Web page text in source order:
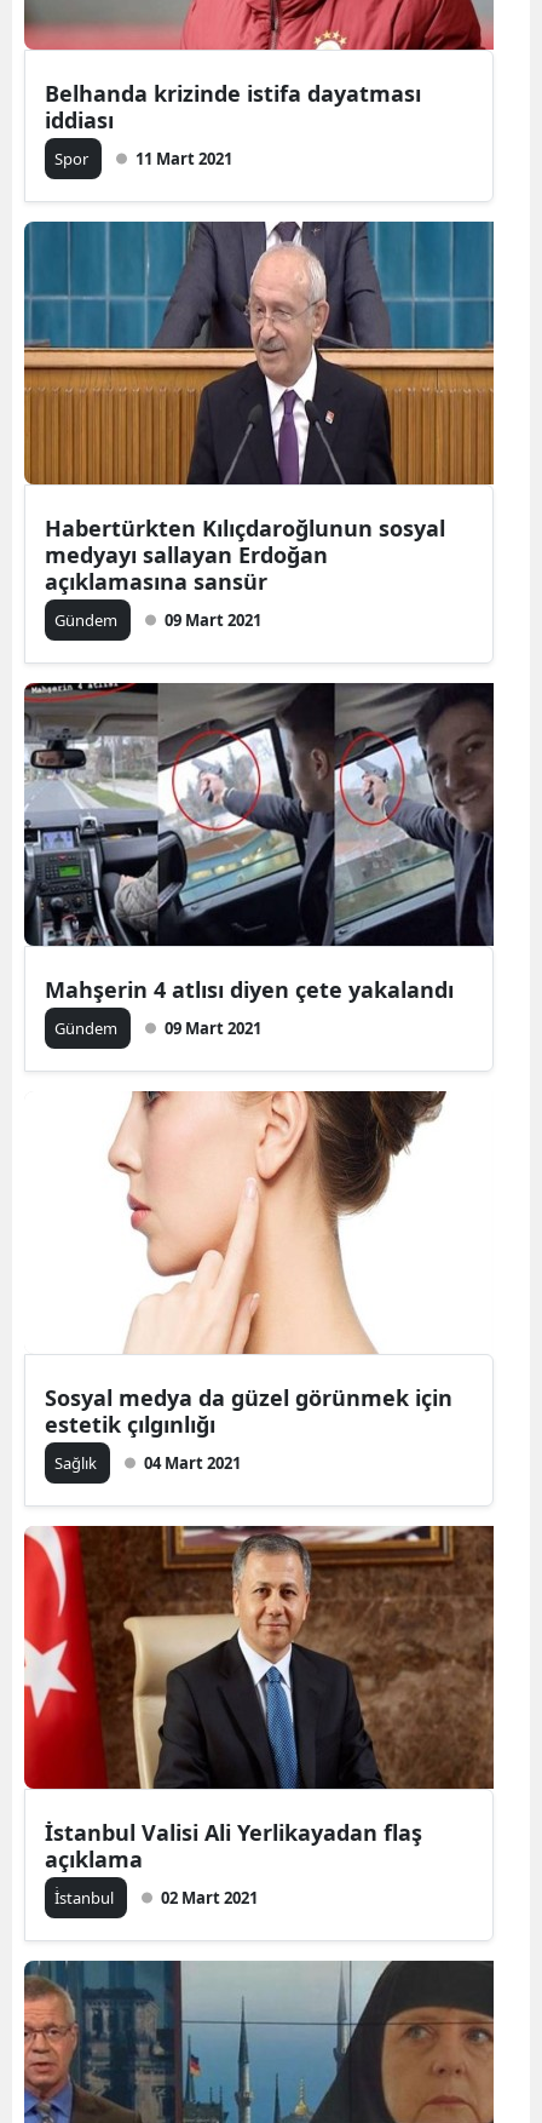
Belhanda krizinde istifa dayatması
iddiası
Spor 11 Mart 2021
Habertürkten Kılıçdaroğlunun sosyal
medyayı sallayan Erdoğan
açıklamasına sansür
Gündem 09 Mart 2021
Mahşerin 4 atlısı diyen çete yakalandı
Gündem 09 Mart 2021
Sosyal medya da güzel görünmek için
estetik çılgınlığı
Sağlık 04 Mart 2021
İstanbul Valisi Ali Yerlikayadan flaş
açıklama
İ̇stanbul 02 Mart 2021